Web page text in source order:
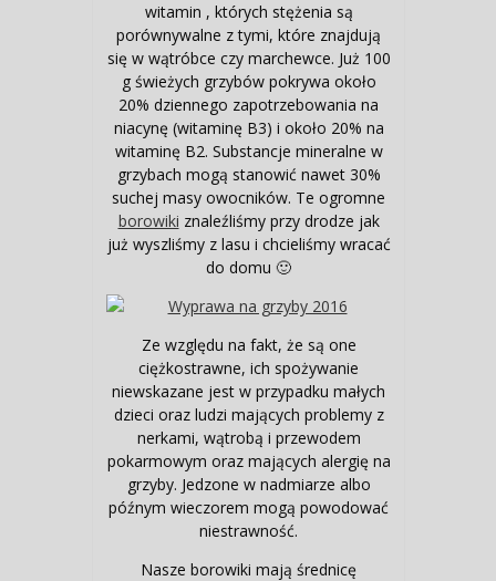
witamin , których stężenia są
porównywalne z tymi, które znajdują
się w wątróbce czy marchewce. Już 100
g świeżych grzybów pokrywa około
20% dziennego zapotrzebowania na
niacynę (witaminę B3) i około 20% na
witaminę B2. Substancje mineralne w
grzybach mogą stanowić nawet 30%
suchej masy owocników. Te ogromne
borowiki znaleźliśmy przy drodze jak
już wyszliśmy z lasu i chcieliśmy wracać
do domu 🙂
Ze względu na fakt, że są one
ciężkostrawne, ich spożywanie
niewskazane jest w przypadku małych
dzieci oraz ludzi mających problemy z
nerkami, wątrobą i przewodem
pokarmowym oraz mających alergię na
grzyby. Jedzone w nadmiarze albo
późnym wieczorem mogą powodować
niestrawność.
Nasze borowiki mają średnicę